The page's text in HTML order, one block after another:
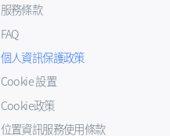
服務條款
FAQ
個人資訊保護政策
Cookie 設置
Cookie政策
位置資訊服務使用條款